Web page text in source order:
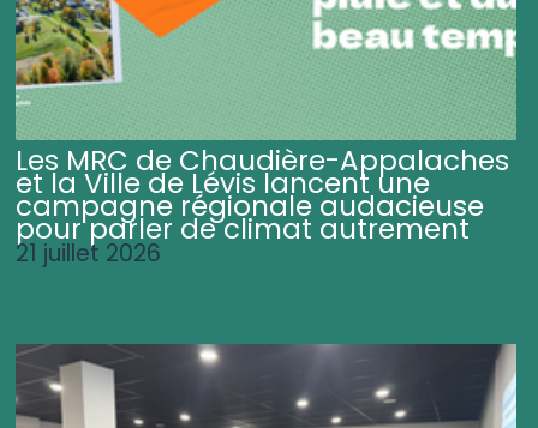
Les MRC de Chaudière-Appalaches
et la Ville de Lévis lancent une
campagne régionale audacieuse
pour parler de climat autrement
21 juillet 2026